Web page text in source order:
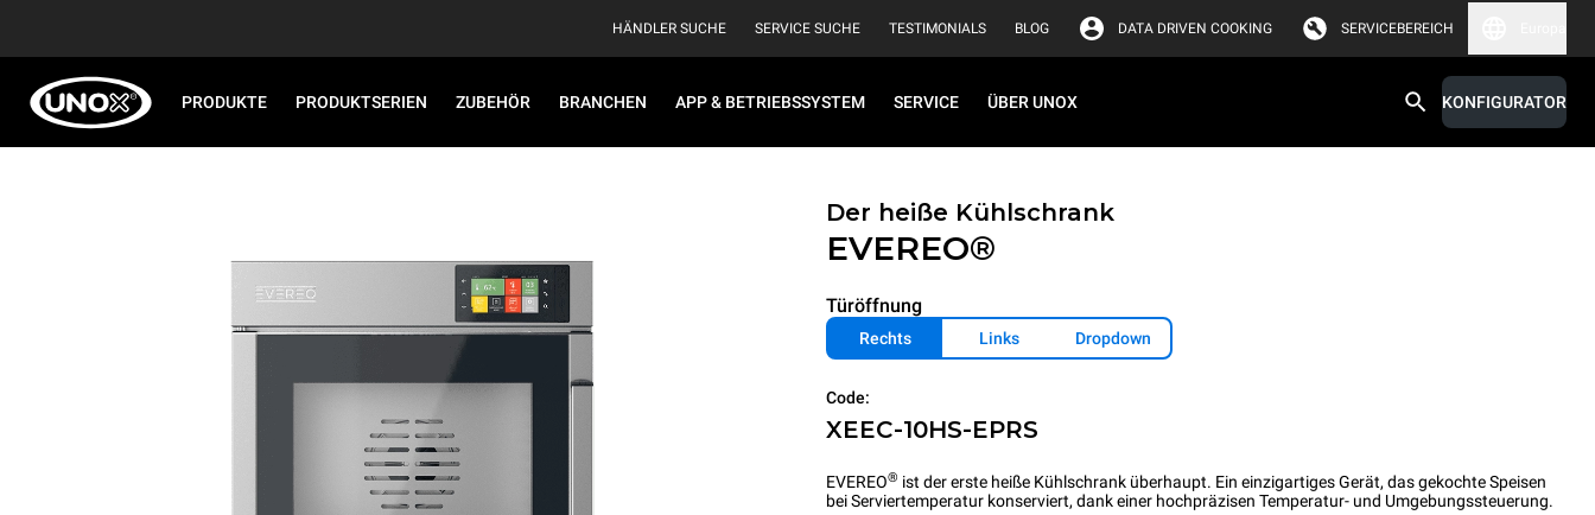
HÄNDLER SUCHE SERVICE SUCHE TESTIMONIALS BLOG DATA DRIVEN COOKING SERVICEBEREICH
PRODUKTE PRODUKTSERIEN ZUBEHÖR BRANCHEN APP & BETRIEBSSYSTEM SERVICE ÜBER UNOX KONFIGURATOR
Der heiße Kühlschrank
EVEREO®
Türöffnung
Rechts Links Dropdown
Code:
XEEC-10HS-EPRS
EVEREO® ist der erste heiße Kühlschrank überhaupt. Ein einzigartiges Gerät, das gekochte Speisen
bei Serviertemperatur konserviert, dank einer hochpräzisen Temperatur- und Umgebungssteuerung.